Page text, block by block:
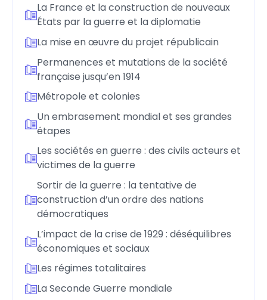
La France et la construction de nouveaux
États par la guerre et la diplomatie
La mise en œuvre du projet républicain
Permanences et mutations de la société
française jusqu’en 1914
Métropole et colonies
Un embrasement mondial et ses grandes
étapes
Les sociétés en guerre : des civils acteurs et
victimes de la guerre
Sortir de la guerre : la tentative de
construction d’un ordre des nations
démocratiques
L’impact de la crise de 1929 : déséquilibres
économiques et sociaux
Les régimes totalitaires
La Seconde Guerre mondiale